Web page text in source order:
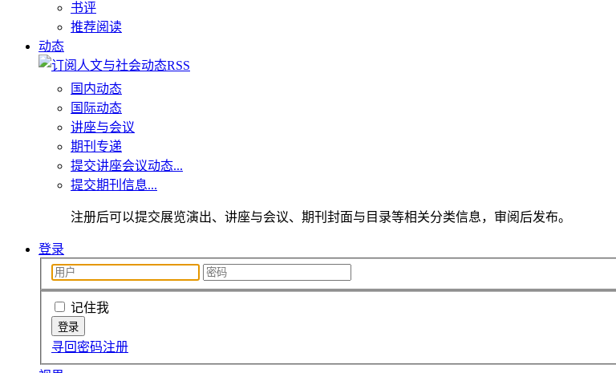
书评
推荐阅读
动态
国内动态
国际动态
讲座与会议
期刊专递
提交讲座会议动态...
提交期刊信息...
注册后可以提交展览演出、讲座与会议、期刊封面与目录等相关分类信息，审阅后发布。
登录
记住我
寻回密码注册